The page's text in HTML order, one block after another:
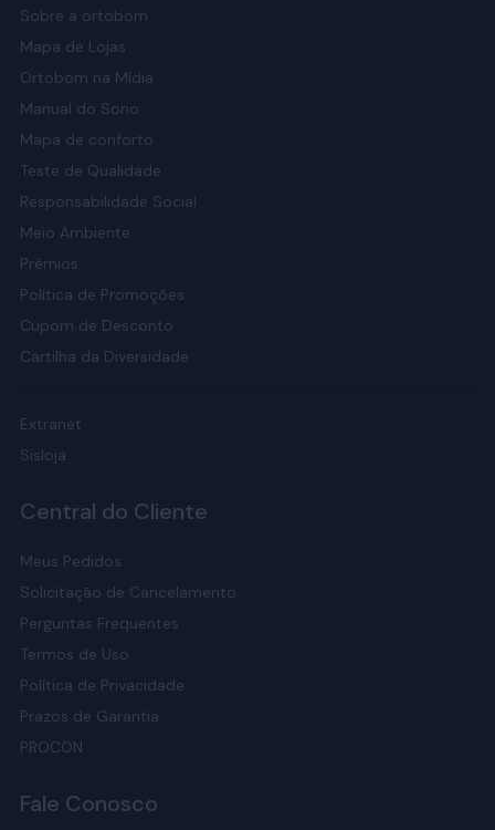
Sobre a ortobom
Mapa de Lojas
Ortobom na Mídia
Manual do Sono
Mapa de conforto
Teste de Qualidade
Responsabilidade Social
Meio Ambiente
Prêmios
Política de Promoções
Cupom de Desconto
Cartilha da Diversidade
Extranet
Sisloja
Central do Cliente
Meus Pedidos
Solicitação de Cancelamento
Perguntas Frequentes
Termos de Uso
Política de Privacidade
Prazos de Garantia
PROCON
Fale Conosco